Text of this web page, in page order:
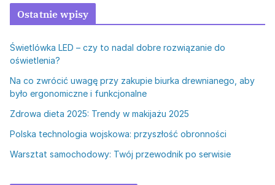
Ostatnie wpisy
Świetlówka LED – czy to nadal dobre rozwiązanie do
oświetlenia?
Na co zwrócić uwagę przy zakupie biurka drewnianego, aby
było ergonomiczne i funkcjonalne
Zdrowa dieta 2025: Trendy w makijażu 2025
Polska technologia wojskowa: przyszłość obronności
Warsztat samochodowy: Twój przewodnik po serwisie